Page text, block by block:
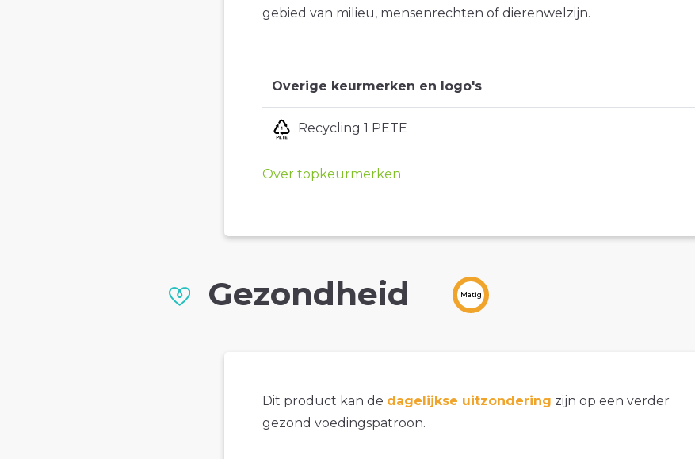
gebied van milieu, mensenrechten of dierenwelzijn.
Overige keurmerken en logo's
Recycling 1 PETE
Over topkeurmerken
Gezondheid Matig
Dit product kan de dagelijkse uitzondering zijn op een verder
gezond voedingspatroon.